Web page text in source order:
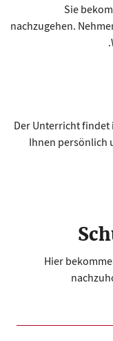
Sie
nachzugehen.
Der Unterricht findet
Ihnen persönlich
Hier